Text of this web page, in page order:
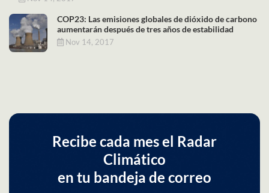
COP23: Las emisiones globales de dióxido de carbono
aumentarán después de tres años de estabilidad
Nov 14, 2017
Recibe cada mes el Radar
Climático
en tu bandeja de correo